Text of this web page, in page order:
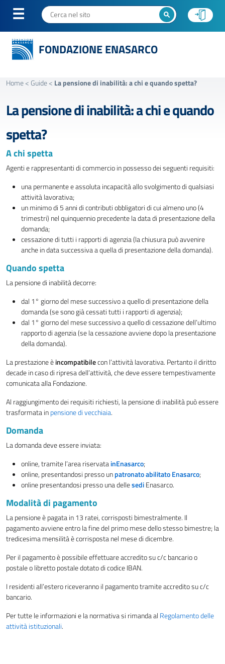
FONDAZIONE ENASARCO
Home< Guide< La pensione di inabilità: a chi e quando spetta?
La pensione di inabilità: a chi e quando
spetta?
A chi spetta
Agenti e rappresentanti di commercio in possesso dei seguenti requisiti:
una permanente e assoluta incapacità allo svolgimento di qualsiasi
attività lavorativa;
un minimo di 5 anni di contributi obbligatori di cui almeno uno (4
trimestri) nel quinquennio precedente la data di presentazione della
domanda;
cessazione di tutti i rapporti di agenzia (la chiusura può avvenire
anche in data successiva a quella di presentazione della domanda).
Quando spetta
La pensione di inabilità decorre:
dal 1° giorno del mese successivo a quello di presentazione della
domanda (se sono già cessati tutti i rapporti di agenzia);
dal 1° giorno del mese successivo a quello di cessazione dell’ultimo
rapporto di agenzia (se la cessazione avviene dopo la presentazione
della domanda).
La prestazione èincompatibilecon l’attività lavorativa. Pertanto il diritto
decade in caso di ripresa dell’attività, che deve essere tempestivamente
comunicata alla Fondazione.
Al raggiungimento dei requisiti richiesti, la pensione di inabilità può essere
trasformata inpensione di vecchiaia.
Domanda
La domanda deve essere inviata:
online, tramite l’area riservatainEnasarco;
online, presentandosi presso unpatronato abilitato Enasarco;
online presentandosi presso una dellesediEnasarco.
Modalità di pagamento
La pensione è pagata in 13 ratei, corrisposti bimestralmente. Il
pagamento avviene entro la fine del primo mese dello stesso bimestre; la
tredicesima mensilità è corrisposta nel mese di dicembre.
Per il pagamento è possibile effettuare accredito su c/c bancario o
postale o libretto postale dotato di codice IBAN.
I residenti all’estero riceveranno il pagamento tramite accredito su c/c
bancario.
Per tutte le informazioni e la normativa si rimanda al Regolamento delle
attività istituzionali.